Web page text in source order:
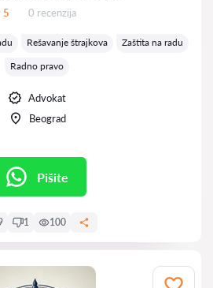
5 Recenzija:
0 recenzija
Rešavanje štrajkova
Zaštita na radu
Radno pravo
Advokat
Beograd
Pišite
1 100